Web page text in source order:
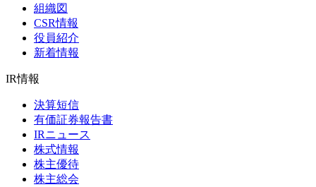
組織図
CSR情報
役員紹介
新着情報
IR情報
決算短信
有価証券報告書
IRニュース
株式情報
株主優待
株主総会